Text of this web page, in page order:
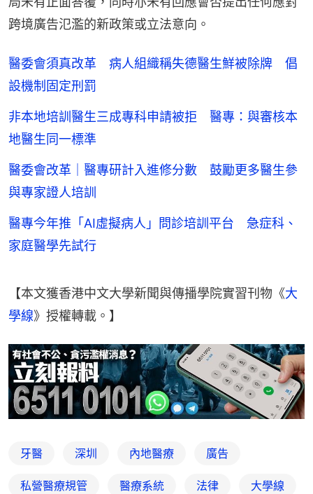
跨境廣告氾濫的新政策或立法意向。
醫委會須真改革 病人組織稱失德醫生鮮被除牌 倡
設機制固定刑罰
非本地培訓醫生三成專科申請被拒 醫專：與審核本
地醫生同一標準
醫委會改革｜醫專研計入進修分數 鼓勵更多醫生參
與專家證人培訓
醫專今年推「AI虛擬病人」問診培訓平台 急症科、
家庭醫學先試行
【本文獲香港中文大學新聞與傳播學院實習刊物《大
學線》授權轉載。】
牙醫 深圳 內地醫療 廣告
私營醫療規管 醫療系統 法律 大學線